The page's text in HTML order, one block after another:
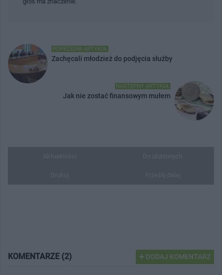
POPRZEDNI ARTYKUŁ
Zachęcali młodzież do podjęcia służby
NASTĘPNY ARTYKUŁ
Jak nie zostać finansowym mułem
KOMENTARZE (2) DODAJ KOMENTARZ